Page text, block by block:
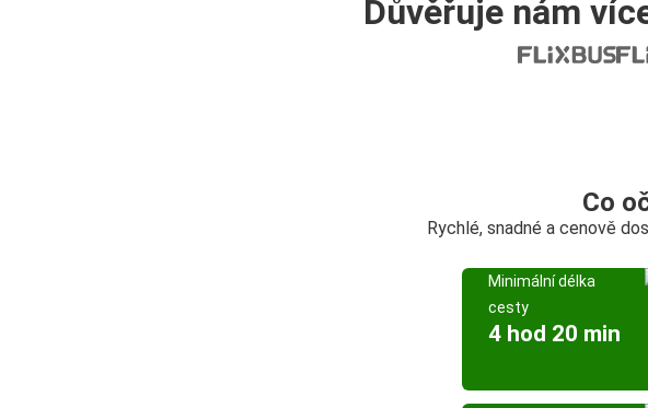
Důvěřuje nám
Co
Rychlé, snadné a cenově
Minimální délka
cesty
4 hod 20 min